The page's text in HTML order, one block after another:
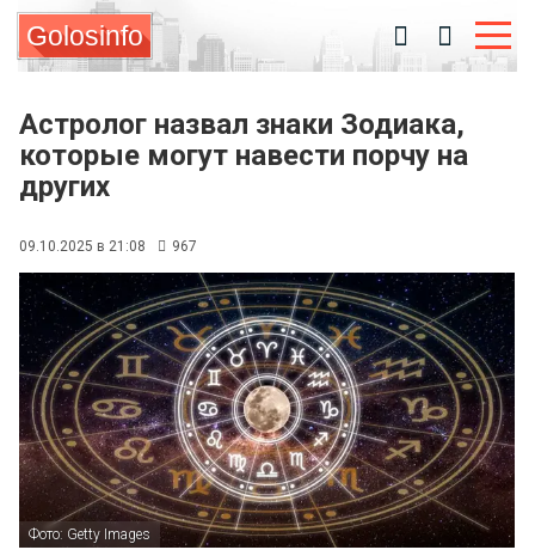
Golosinfo
Астролог назвал знаки Зодиака,
которые могут навести порчу на
других
09.10.2025 в 21:08 967
Фото: Getty Images